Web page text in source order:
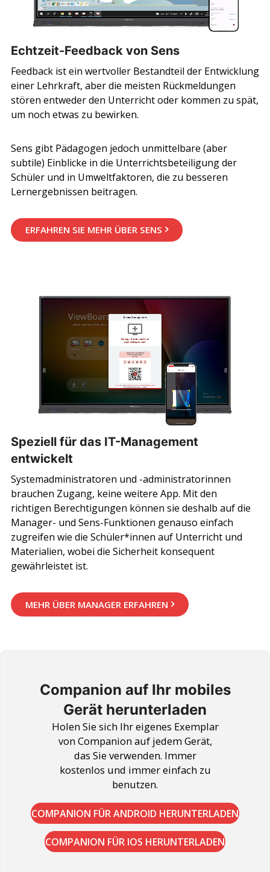
Echtzeit-Feedback von Sens
Feedback ist ein wertvoller Bestandteil der Entwicklung
einer Lehrkraft, aber die meisten Rückmeldungen
stören entweder den Unterricht oder kommen zu spät,
um noch etwas zu bewirken.
Sens gibt Pädagogen jedoch unmittelbare (aber
subtile) Einblicke in die Unterrichtsbeteiligung der
Schüler und in Umweltfaktoren, die zu besseren
Lernergebnissen beitragen.
ERFAHREN SIE MEHR ÜBER SENS
Speziell für das IT-Management
entwickelt
Systemadministratoren und -administratorinnen
brauchen Zugang, keine weitere App. Mit den
richtigen Berechtigungen können sie deshalb auf die
Manager- und Sens-Funktionen genauso einfach
zugreifen wie die Schüler*innen auf Unterricht und
Materialien, wobei die Sicherheit konsequent
gewährleistet ist.
MEHR ÜBER MANAGER ERFAHREN
Companion auf Ihr mobiles
Gerät herunterladen
Holen Sie sich Ihr eigenes Exemplar
von Companion auf jedem Gerät,
das Sie verwenden. Immer
kostenlos und immer einfach zu
benutzen.
COMPANION FÜR ANDROID HERUNTERLADEN
COMPANION FÜR IOS HERUNTERLADEN